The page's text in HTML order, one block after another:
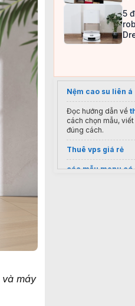
máy
5
Nệm cao su liên á
Đọc hướng dẫn về
cách chọn mẫu,
đúng cách.
Thuê vps giá rẻ
các mẫu menu có